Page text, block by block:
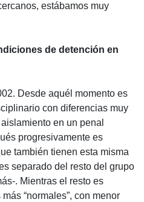
estábamos muy
de detención en
Desde aquél momento es
con diferencias muy
en un penal
progresivamente es
también tienen esta misma
separado del resto del grupo
. Mientras el resto es
“normales”, con menor